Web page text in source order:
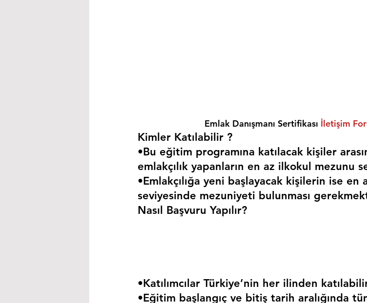
Emlak Danışmanı Sertifikası İletişim
Kimler Katılabilir ?
•Bu eğitim programına katılacak kişiler
emlakçılık yapanların en az ilkokul mezunu
•Emlakçılığa yeni başlayacak kişilerin ise
seviyesinde mezuniyeti bulunması
Nasıl Başvuru Yapılır?
•Katılımcılar Türkiye’nin her ilinden
•Eğitim başlangıç ve bitiş tarih aralığında